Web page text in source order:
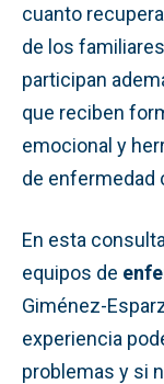
cuanto
de los
participan
que reciben
emocional y
de enfermedad
En esta
equipos de
Giménez-
experiencia
problemas y si